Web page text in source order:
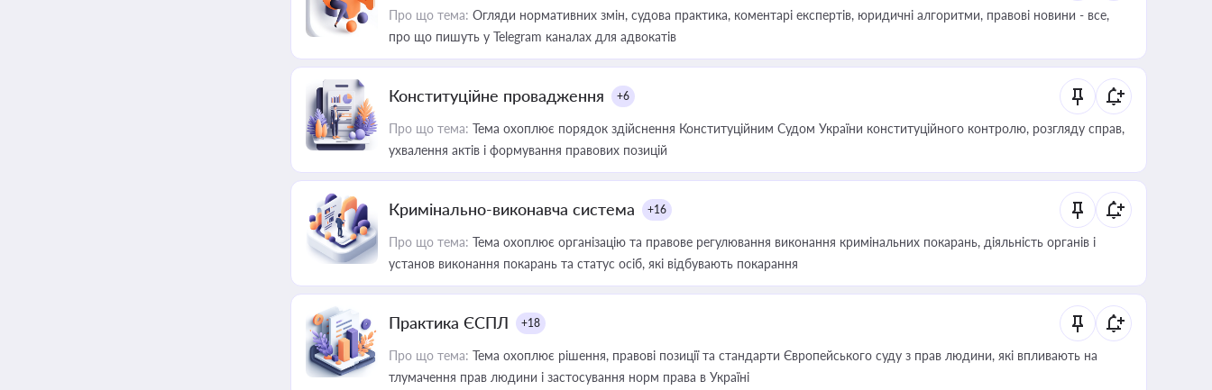
Про що тема: Огляди нормативних змін, судова практика, коментарі експертів, юридичні алгоритми, правові новини - все,
про що пишуть у Telegram каналах для адвокатів
Конституційне провадження +6
Про що тема: Тема охоплює порядок здійснення Конституційним Судом України конституційного контролю, розгляду справ,
ухвалення актів і формування правових позицій
Кримінально-виконавча система +16
Про що тема: Тема охоплює організацію та правове регулювання виконання кримінальних покарань, діяльність органів і
установ виконання покарань та статус осіб, які відбувають покарання
Практика ЄСПЛ +18
Про що тема: Тема охоплює рішення, правові позиції та стандарти Європейського суду з прав людини, які впливають на
тлумачення прав людини і застосування норм права в Україні